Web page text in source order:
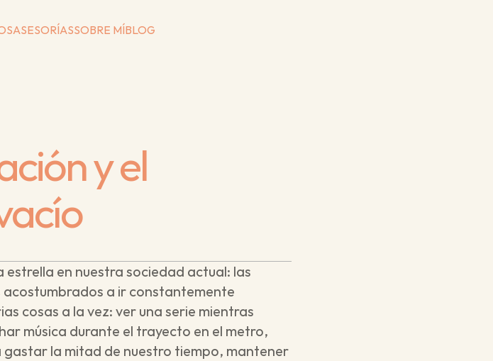
ASESORÍASSOBRE MÍBLOG
y el
en nuestra sociedad actual: las
a ir constantemente
cosas a la vez: ver una serie mientras
música durante el trayecto en el metro,
la mitad de nuestro tiempo, mantener